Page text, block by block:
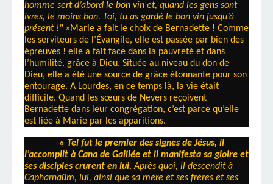
homme sert d’abord le bon vin et, quand les gens sont
ivres, le moins bon. Toi, tu as gardé le bon vin jusqu’à
présent !" »Marie a fait le choix de Bernadette ! Comme
les serviteurs de l’Évangile, elle est passée par bien des
épreuves ! elle a fait face dans la pauvreté et dans
l’humilité, grâce à Dieu. Située au niveau du don de
Dieu, elle a été une source de grâce étonnante pour son
entourage. A Lourdes, en ce temps là, la vie était
difficile. Quand les sœurs de Nevers reçoivent
Bernadette dans leur congrégation, c’est parce qu’elle
est liée à Marie par les apparitions.
« Tel fut le premier des signes de Jésus, il
l’accomplit à Cana de Galilée et il manifesta sa gloire et
ses disciples crurent en lui. Après quoi, il descendit à
Capharnaüm, lui, ainsi que sa mère et ses frères et ses